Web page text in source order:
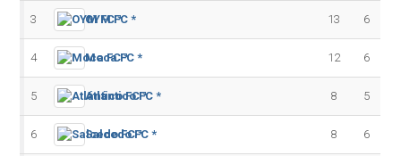
3 OYM FC * 13 6
4 Moca FC * 12 6
5 Atlántico FC * 8 5
6 Salcedo FC * 8 6